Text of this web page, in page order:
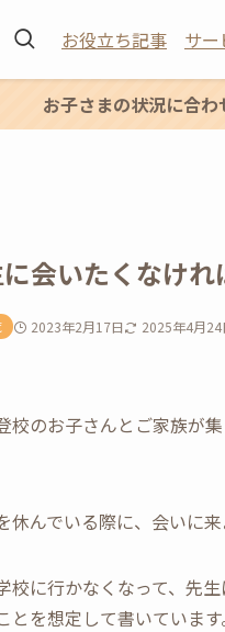
お役立ち記事 サー
お子さまの状況に合
会いたくなけれ
2023年2月17日 2025年4月24
校のお子さんとご家族が
休んでいる際に、会いに
校に行かなくなって、先
とを想定して書いています